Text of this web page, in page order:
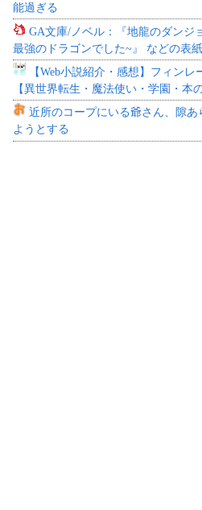
能過ぎる
GA文庫/ノベル：『地龍のダンジ
最強のドラゴンでした~』 などの表紙
【Web小説紹介・感想】フィン
【異世界転生・魔法使い・学園・本の
近所のコープにいる爺さん、隙
ようとする